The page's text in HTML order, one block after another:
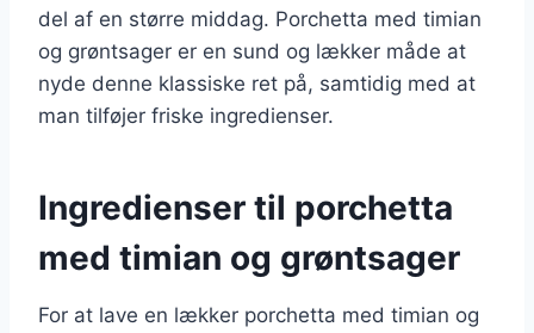
del af en større middag. Porchetta med timian
og grøntsager er en sund og lækker måde at
nyde denne klassiske ret på, samtidig med at
man tilføjer friske ingredienser.
Ingredienser til porchetta
med timian og grøntsager
For at lave en lækker porchetta med timian og